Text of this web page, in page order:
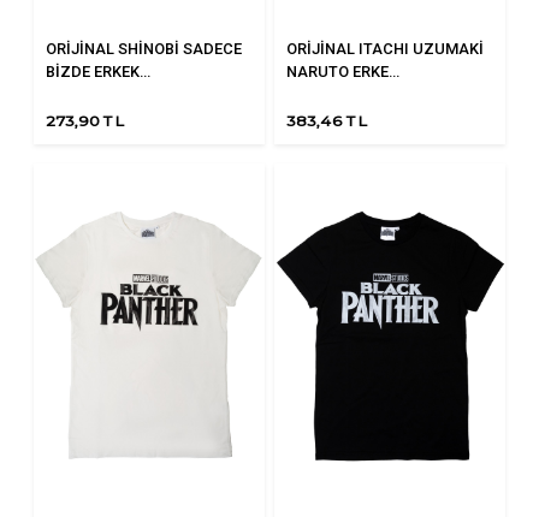
ORİJİNAL SHİNOBİ SADECE
BİZDE ERKEK...
273,90 TL
ORİJİNAL ITACHI UZUMAKİ
NARUTO ERKE...
383,46 TL